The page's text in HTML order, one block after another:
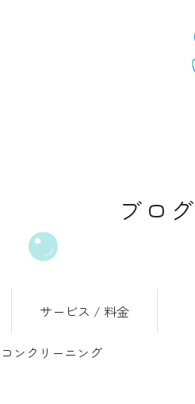
ブログ
サービス / 料金
ンクリーニング